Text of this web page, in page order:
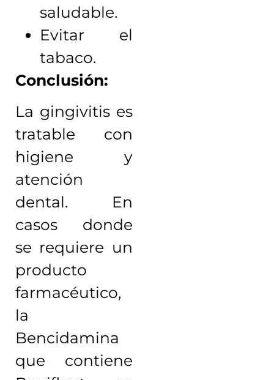
saludable.
Evitar el
tabaco.
Conclusión:
La gingivitis es
tratable con
higiene y
atención
dental. En
casos donde
se requiere un
producto
farmacéutico,
la
Bencidamina
que contiene